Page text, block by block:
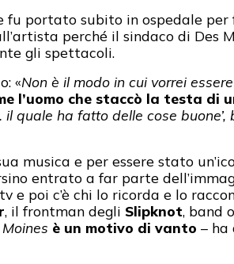
fu portato subito in ospedale
perché il sindaco di Des
gli spettacoli.
«Non è il modo in cui vorrei
l’uomo che staccò la testa di
quale ha fatto delle cose buone’,
musica e per essere stato
entrato a far parte
poi c’è chi lo ricorda e lo
, il frontman degli Slipknot, band
è un motivo di vanto – ha